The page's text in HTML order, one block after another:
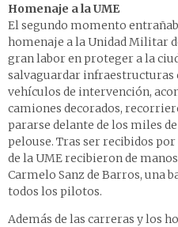
Homenaje a la UME
El segundo momento
homenaje a la Unidad Militar
gran labor en proteger a la
salvaguardar infraestructuras
vehículos de intervención,
camiones decorados,
pararse delante de los miles
pelouse. Tras ser recibidos
de la UME recibieron de
Carmelo Sanz de Barros, una
todos los pilotos.
Además de las carreras y los